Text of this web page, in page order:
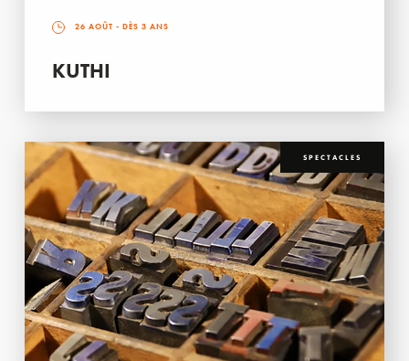
26 AOÛT - DÈS 3 ANS
KUTHI
SPECTACLES